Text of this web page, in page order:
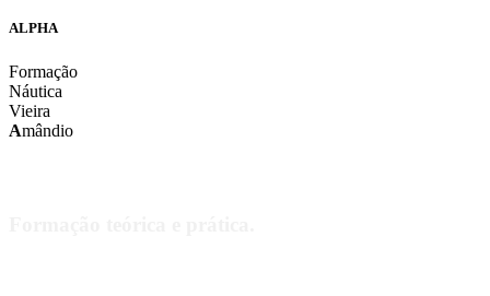
ALPHA
Formação
Náutica
Vieira
Amândio